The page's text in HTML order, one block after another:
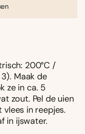
200°C /
Maak de
ze in ca. 5
zout. Pel de uien
vlees in reepjes.
in ijswater.